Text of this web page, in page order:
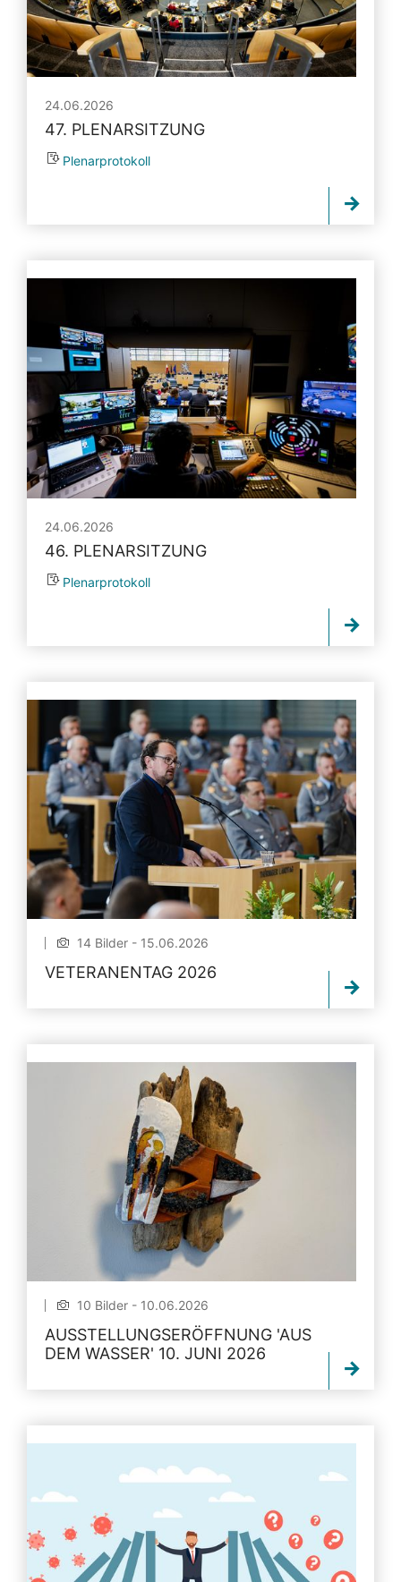
24.06.2026
47. PLENARSITZUNG
Plenarprotokoll
24.06.2026
46. PLENARSITZUNG
Plenarprotokoll
14 Bilder - 15.06.2026
VETERANENTAG 2026
10 Bilder - 10.06.2026
AUSSTELLUNGSERÖFFNUNG 'AUS
DEM WASSER' 10. JUNI 2026